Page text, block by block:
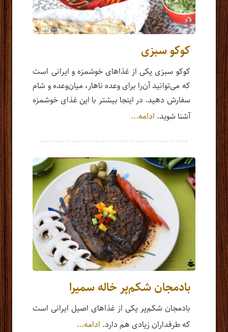
کوکو سبزی
کوکو سبزی یکی از غذاهای خوشمزه و ایرانی است
که می‌توانید آن‌را برای وعده ناهار، میان‌وعده و شام
سفارش دهید. در اینجا بیشتر با این غذای خوشمزه
آشنا شوید. ادامه...
بادمجان شکم‌پر خاله سمیرا
بادمجان شکم‌پر یکی از غذاهای اصیل ایرانی است
که طرفداران زیادی هم دارد. ادامه...